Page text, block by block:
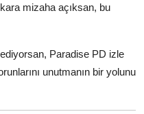
mizaha açıksan, bu
Paradise PD izle
unutmanın bir yolunu